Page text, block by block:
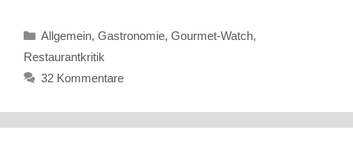
Kategorien
Allgemein, Gastronomie, Gourmet-Watch,
Restaurantkritik
32 Kommentare